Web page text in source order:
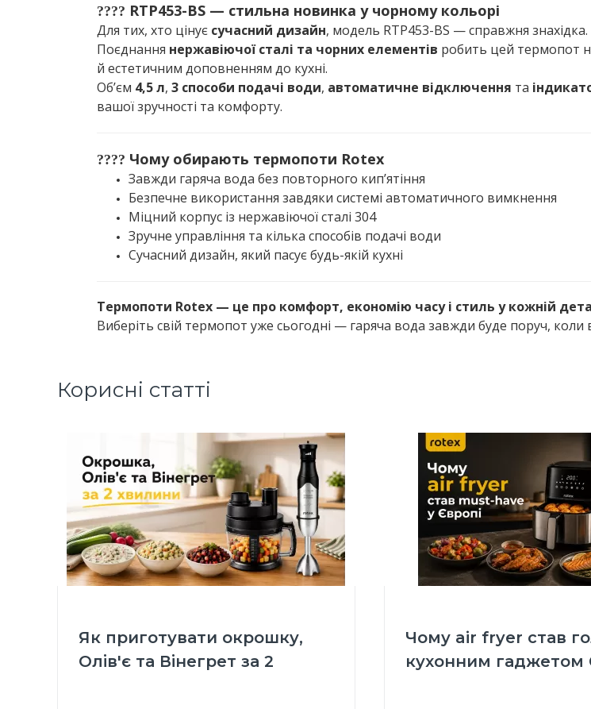
???? RTP453-BS — стильна новинка у чорному кольорі
Для тих, хто цінує сучасний дизайн, модель RTP453-BS — справжня знахідка.
Поєднання нержавіючої сталі та чорних елементів робить цей термопот
й естетичним доповненням до кухні.
Об’єм 4,5 л, 3 способи подачі води, автоматичне відключення та
вашої зручності та комфорту.
???? Чому обирають термопоти Rotex
Завжди гаряча вода без повторного кип’ятіння
Безпечне використання завдяки системі автоматичного вимкнення
Міцний корпус із нержавіючої сталі 304
Зручне управління та кілька способів подачі води
Сучасний дизайн, який пасує будь-якій кухні
Термопоти Rotex — це про комфорт, економію часу і стиль у кожній
Виберіть свій термопот уже сьогодні — гаряча вода завжди буде поруч, коли
Корисні статті
Як приготувати окрошку,
Олів'є та Вінегрет за 2
Чому air fryer став
кухонним гаджетом